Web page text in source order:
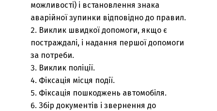
можливості) і встановлення знака
аварійної зупинки відповідно до правил.
Виклик швидкої допомоги, якщо є
постраждалі, і надання першої допомоги
за потреби.
Виклик поліції.
Фіксація місця події.
Фіксація пошкоджень автомобіля.
Збір документів і звернення до